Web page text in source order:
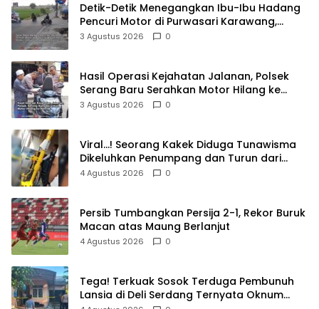
Detik-Detik Menegangkan Ibu-Ibu Hadang
Pencuri Motor di Purwasari Karawang,
Pelaku Lolos di Tengah Keramaian!
3 Agustus 2026 0
Hasil Operasi Kejahatan Jalanan, Polsek
Serang Baru Serahkan Motor Hilang ke
Pemilik
3 Agustus 2026 0
Viral…! Seorang Kakek Diduga Tunawisma
Dikeluhkan Penumpang dan Turun dari
TransJakarta Karena Bau Badan
4 Agustus 2026 0
Persib Tumbangkan Persija 2-1, Rekor Buruk
Macan atas Maung Berlanjut
4 Agustus 2026 0
Tega! Terkuak Sosok Terduga Pembunuh
Lansia di Deli Serdang Ternyata Oknum